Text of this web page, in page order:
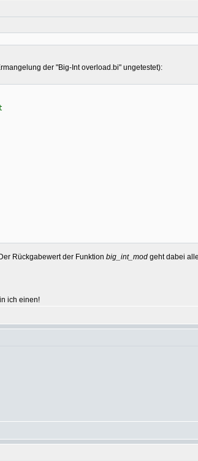
der "Big-Int overload.bi" ungetestet):
Rückgabewert der Funktion big_int_mod geht dabei
ich einen!